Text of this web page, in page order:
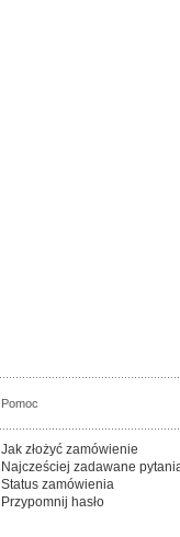
Pomoc
Jak złożyć zamówienie
Najcześciej zadawane
Status zamówienia
Przypomnij hasło